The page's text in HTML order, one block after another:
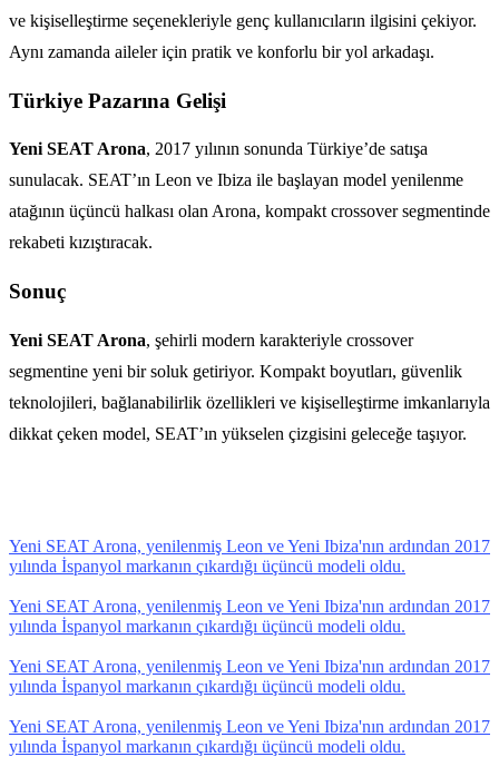
ve kişiselleştirme seçenekleriyle genç kullanıcıların ilgisini çekiyor.
Aynı zamanda aileler için pratik ve konforlu bir yol arkadaşı.
Türkiye Pazarına Gelişi
Yeni SEAT Arona, 2017 yılının sonunda Türkiye’de satışa
sunulacak. SEAT’ın Leon ve Ibiza ile başlayan model yenilenme
atağının üçüncü halkası olan Arona, kompakt crossover segmentinde
rekabeti kızıştıracak.
Sonuç
Yeni SEAT Arona, şehirli modern karakteriyle crossover
segmentine yeni bir soluk getiriyor. Kompakt boyutları, güvenlik
teknolojileri, bağlanabilirlik özellikleri ve kişiselleştirme imkanlarıyla
dikkat çeken model, SEAT’ın yükselen çizgisini geleceğe taşıyor.
Yeni SEAT Arona, yenilenmiş Leon ve Yeni Ibiza'nın ardından 2017
yılında İspanyol markanın çıkardığı üçüncü modeli oldu.
Yeni SEAT Arona, yenilenmiş Leon ve Yeni Ibiza'nın ardından 2017
yılında İspanyol markanın çıkardığı üçüncü modeli oldu.
Yeni SEAT Arona, yenilenmiş Leon ve Yeni Ibiza'nın ardından 2017
yılında İspanyol markanın çıkardığı üçüncü modeli oldu.
Yeni SEAT Arona, yenilenmiş Leon ve Yeni Ibiza'nın ardından 2017
yılında İspanyol markanın çıkardığı üçüncü modeli oldu.